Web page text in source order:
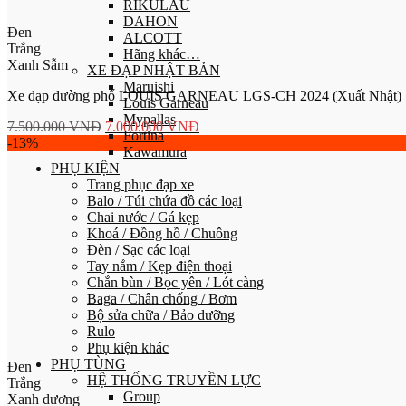
RIKULAU
DAHON
ALCOTT
Hãng khác…
XE ĐẠP NHẬT BẢN
Maruishi
Louis Garneau
Mypallas
Fortina
Kawamura
PHỤ KIỆN
Trang phục đạp xe
Balo / Túi chứa đồ các loại
Chai nước / Gá kẹp
Khoá / Đồng hồ / Chuông
Đèn / Sạc các loại
Tay nắm / Kẹp điện thoại
Chắn bùn / Bọc yên / Lót càng
Baga / Chân chống / Bơm
Bộ sửa chữa / Bảo dưỡng
Rulo
Phụ kiện khác
PHỤ TÙNG
HỆ THỐNG TRUYỀN LỰC
Group
Đen
Trắng
Xanh Sẫm
Xe đạp đường phố LOUIS GARNEAU LGS-CH 2024 (Xuất Nhật)
7.500.000VNĐ 7.000.000VNĐ
-13%
Đen
Trắng
Xanh dương